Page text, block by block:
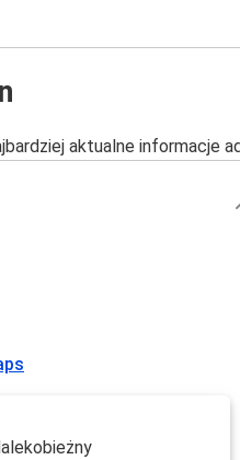
aktualne informacje